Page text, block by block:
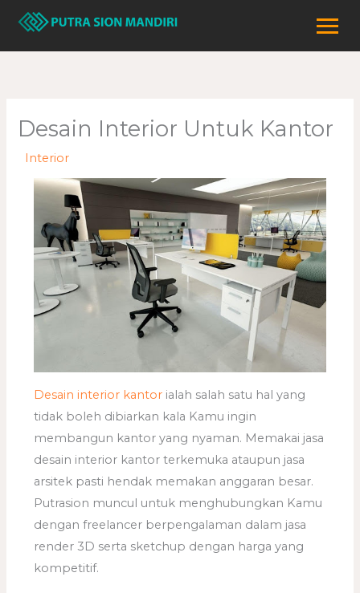
Lewati
konten
Desain Interior Untuk Kantor
Interior
Desain interior kantor ialah salah satu hal yang
tidak boleh dibiarkan kala Kamu ingin
membangun kantor yang nyaman. Memakai jasa
desain interior kantor terkemuka ataupun jasa
arsitek pasti hendak memakan anggaran besar.
Putrasion muncul untuk menghubungkan Kamu
dengan freelancer berpengalaman dalam jasa
render 3D serta sketchup dengan harga yang
kompetitif.